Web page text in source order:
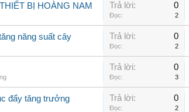
BỊ HOÀNG NAM Trả lời: 0
Đọc: 2
năng suất cây Trả lời: 0
Đọc: 2
Trả lời: 0
Đọc: 3
đẩy tăng trưởng Trả lời: 0
Đọc: 2